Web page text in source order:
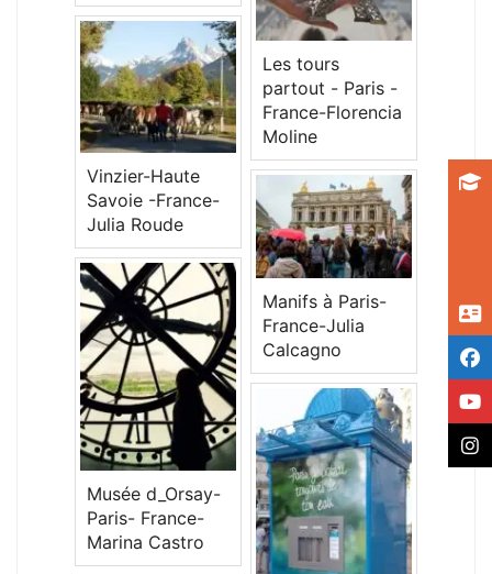
Les tours
partout - Paris -
France-Florencia
Moline
Vinzier-Haute
Savoie -France-
Julia Roude
Manifs à Paris-
France-Julia
Calcagno
Musée d_Orsay-
Paris- France-
Marina Castro